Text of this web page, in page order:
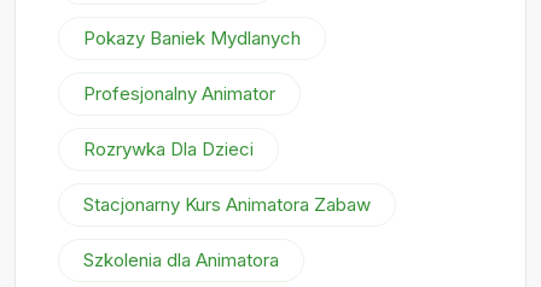
Pokazy Baniek Mydlanych
Profesjonalny Animator
Rozrywka Dla Dzieci
Stacjonarny Kurs Animatora Zabaw
Szkolenia dla Animatora